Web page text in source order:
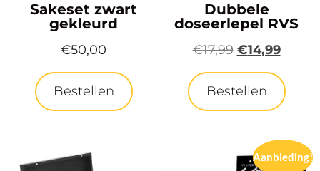
Sakeset zwart
gekleurd
€50,00
Bestellen
Dubbele
doseerlepel RVS
€17,99 €14,99
Bestellen
Aanbieding!